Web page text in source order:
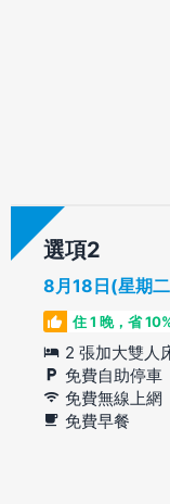
選項
8月18日(星期
住 1 晚，省
2 張加大雙人
免費自助停車
免費無線上網
免費早餐